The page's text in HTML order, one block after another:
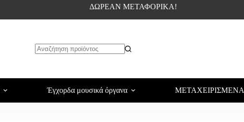
ΔΩΡΕΑΝ ΜΕΤΑΦΟΡΙΚΑ!
Έγχορδα μουσικά όργανα ΜΕΤΑΧΕΙΡΙΣΜΕΝΑ